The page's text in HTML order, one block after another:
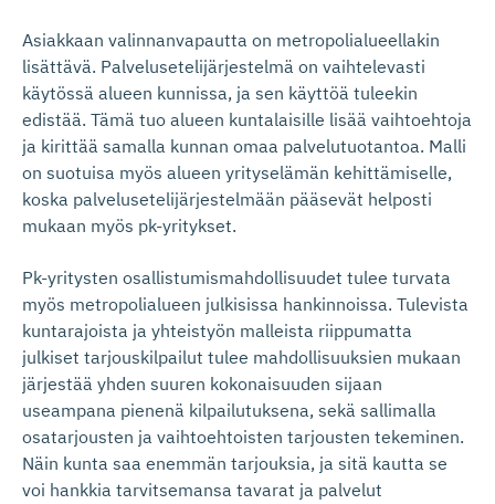
Asiakkaan valinnanvapautta on metropolialueellakin
lisättävä. Palvelusetelijärjestelmä on vaihtelevasti
käytössä alueen kunnissa, ja sen käyttöä tuleekin
edistää. Tämä tuo alueen kuntalaisille lisää vaihtoehtoja
ja kirittää samalla kunnan omaa palvelutuotantoa. Malli
on suotuisa myös alueen yrityselämän kehittämiselle,
koska palvelusetelijärjestelmään pääsevät helposti
mukaan myös pk-yritykset.
Pk-yritysten osallistumismahdollisuudet tulee turvata
myös metropolialueen julkisissa hankinnoissa. Tulevista
kuntarajoista ja yhteistyön malleista riippumatta
julkiset tarjouskilpailut tulee mahdollisuuksien mukaan
järjestää yhden suuren kokonaisuuden sijaan
useampana pienenä kilpailutuksena, sekä sallimalla
osatarjousten ja vaihtoehtoisten tarjousten tekeminen.
Näin kunta saa enemmän tarjouksia, ja sitä kautta se
voi hankkia tarvitsemansa tavarat ja palvelut